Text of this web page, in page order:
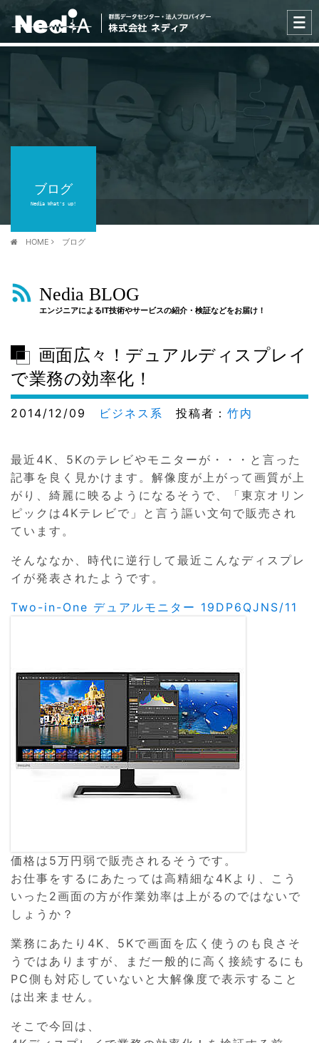
ブログ
Nedia What's up!
HOME ブログ
Nedia BLOG
エンジニアによるIT技術やサービスの紹介・検証などをお届け！
画面広々！デュアルディスプレイ
で業務の効率化！
2014/12/09 ビジネス系 投稿者： 竹内
最近4K、5Kのテレビやモニターが・・・と言った
記事を良く見かけます。解像度が上がって画質が上
がり、綺麗に映るようになるそうで、「東京オリン
ピックは4Kテレビで」と言う謳い文句で販売され
ています。
そんななか、時代に逆行して最近こんなディスプレ
イが発表されたようです。
Two-in-One デュアルモニター 19DP6QJNS/11
価格は5万円弱で販売されるそうです。
お仕事をするにあたっては高精細な4Kより、こう
いった2画面の方が作業効率は上がるのではないで
しょうか？
業務にあたり4K、5Kで画面を広く使うのも良さそ
うではありますが、まだ一般的に高く接続するにも
PC側も対応していないと大解像度で表示すること
は出来ません。
そこで今回は、